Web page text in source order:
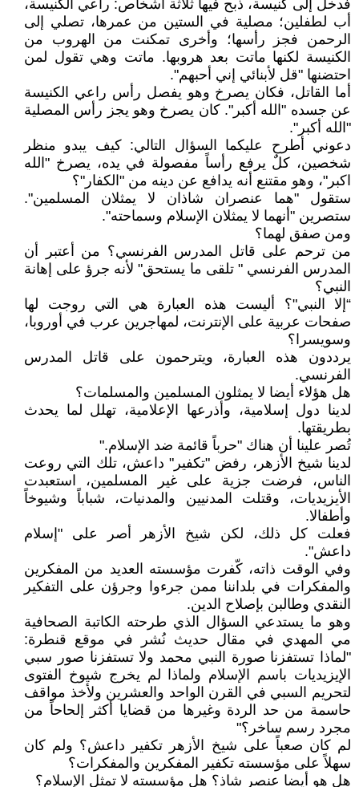
فدخل إلى كنيسة، ذبح فيها ثلاثة أشخاص: راعي الكنيسة،
أب لطفلين؛ مصلية في الستين من عمرها، تصلي إلى
الرحمن فجز رأسها؛ وأخرى تمكنت من الهروب من
الكنيسة لكنها ماتت بعد هروبها. ماتت وهي تقول لمن
احتضنها "قل لأبنائي إني أحبهم".
أما القاتل، فكان يصرخ وهو يفصل رأس راعي الكنيسة
عن جسده "الله أكبر". كان يصرخ وهو يجز رأس المصلية
"الله أكبر".
دعوني أطرح عليكما السؤال التالي: كيف يبدو منظر
شخصين، كلٌ يرفع رأساً مفصولة في يده، يصرخ "الله
اكبر"، وهو مقتنع أنه يدافع عن دينه من "الكفار"؟
ستقول "هما عنصران شاذان لا يمثلان المسلمين".
ستصرين "أنهما لا يمثلان الإسلام وسماحته".
ومن صفق لهما؟
من ترحم على قاتل المدرس الفرنسي؟ من أعتبر أن
المدرس الفرنسي " تلقى ما يستحق" لأنه جرؤ على إهانة
النبي؟
“إلا النبي"؟ أليست هذه العبارة هي التي روجت لها
صفحات عربية على الإنترنت، لمهاجرين عرب في أوروبا،
وسويسرا؟
يرددون هذه العبارة، ويترحمون على قاتل المدرس
الفرنسي.
هل هؤلاء أيضا لا يمثلون المسلمين والمسلمات؟
لدينا دول إسلامية، وأذرعها الإعلامية، تهلل لما يحدث
بطريقتها.
تُصر علينا أن هناك "حرباً قائمة ضد الإسلام."
لدينا شيخ الأزهر، رفض "تكفير" داعش، تلك التي روعت
الناس، فرضت جزية على غير المسلمين، استعبدت
الأيزيديات، وقتلت المدنيين والمدنيات، شباباً وشيوخاً
وأطفالا.
فعلت كل ذلك، لكن شيخ الأزهر أصر على "إسلام
داعش".
وفي الوقت ذاته، كّفرت مؤسسته العديد من المفكرين
والمفكرات في بلداننا ممن جرءوا وجرؤن على التفكير
النقدي وطالبن بإصلاح الدين.
وهو ما يستدعي السؤال الذي طرحته الكاتبة الصحافية
مي المهدي في مقال حديث نُشر في موقع قنطرة:
"لماذا تستفزنا صورة النبي محمد ولا تستفزنا صور سبي
الإيزيديات باسم الإسلام ولماذا لم يخرج شيوخ الفتوى
لتحريم السبي في القرن الواحد والعشرين ولأخذ مواقف
حاسمة من حد الردة وغيرها من قضايا أكثر إلحاحاً من
مجرد رسم ساخر؟"
لم كان صعباً على شيخ الأزهر تكفير داعش؟ ولم كان
سهلاً على مؤسسته تكفير المفكرين والمفكرات؟
هل هو أيضا عنصر شاذ؟ هل مؤسسته لا تمثل الإسلام؟